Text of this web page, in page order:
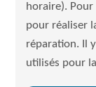
horaire).
pour réaliser
réparation. Il
utilisés pour